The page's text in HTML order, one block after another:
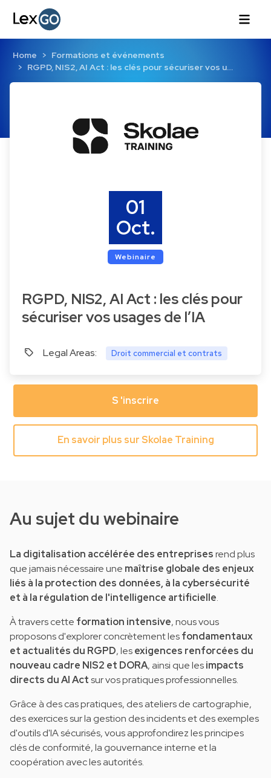
Home
Formations et événements
RGPD, NIS2, AI Act : les clés pour sécuriser vos u…
RGPD, NIS2, AI Act : les clés pour
sécuriser vos usages de l’IA
Legal Areas: Droit commercial et contrats
01
Oct.
Webinaire
S 'inscrire
En savoir plus sur Skolae Training
Au sujet du webinaire
La digitalisation accélérée des entreprisesrend plus
que jamais nécessaire une maîtrise globale des enjeux
liés à la protection des données, à la cybersécurité
et à la régulation de l'intelligence artificielle.
À travers cette formation intensive, nous vous
proposons d'explorer concrètement lesfondamentaux
et actualités du RGPD, lesexigences renforcées du
nouveau cadre NIS2 et DORA, ainsi que lesimpacts
directs du AI Actsur vos pratiques professionnelles.
Grâce à des cas pratiques, des ateliers de cartographie,
des exercices sur la gestion des incidents et des exemples
d'outils d'IA sécurisés, vous approfondirez les principes
clés de conformité, la gouvernance interne et la
coopération avec les autorités.